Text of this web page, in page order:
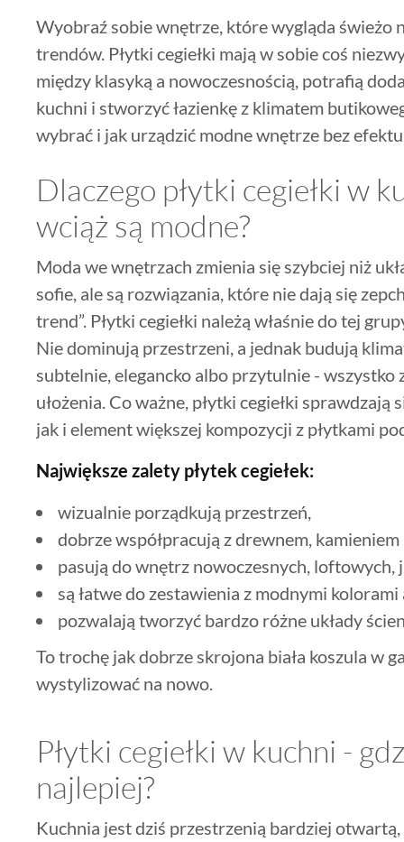
Wyobraź sobie wnętrze, które wygląda świeżo
trendów. Płytki cegiełki mają w sobie coś
między klasyką a nowoczesnością, potrafią
kuchni i stworzyć łazienkę z klimatem
wybrać i jak urządzić modne wnętrze bez
Dlaczego płytki cegiełki w
wciąż są modne?
Moda we wnętrzach zmienia się szybciej niż
sofie, ale są rozwiązania, które nie dają się
trend”. Płytki cegiełki należą właśnie do tej
Nie dominują przestrzeni, a jednak budują
subtelnie, elegancko albo przytulnie - wszystko
ułożenia. Co ważne, płytki cegiełki sprawdzają
jak i element większej kompozycji z płytkami
Największe zalety płytek cegiełek:
wizualnie porządkują przestrzeń,
dobrze współpracują z drewnem,
pasują do wnętrz nowoczesnych, loftowych,
są łatwe do zestawienia z modnymi
pozwalają tworzyć bardzo różne układy
To trochę jak dobrze skrojona biała koszula w
wystylizować na nowo.
Płytki cegiełki w kuchni -
najlepiej?
Kuchnia jest dziś przestrzenią bardziej otwartą,